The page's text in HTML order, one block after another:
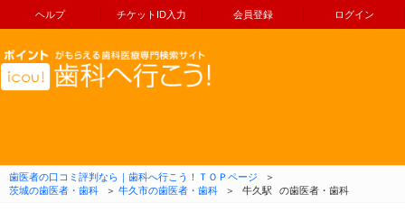
ヘルプ チケットID入力 会員登録 ログイン
コンテンツへ移動
歯医者の口コミ評判なら｜歯科へ行こう！ＴＯＰページ
＞
茨城の歯医者・歯科
＞ 牛久市の歯医者・歯科 ＞ 牛久駅 の歯医者・歯科